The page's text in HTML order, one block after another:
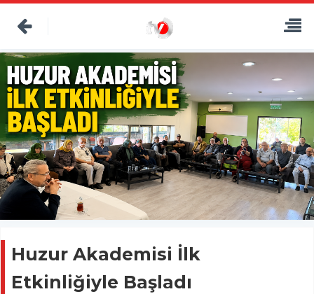
Huzur Akademisi İlk
Etkinliğiyle Başladı